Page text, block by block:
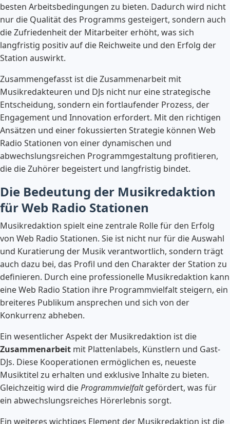
besten Arbeitsbedingungen zu bieten. Dadurch wird nicht
nur die Qualität des Programms gesteigert, sondern auch
die Zufriedenheit der Mitarbeiter erhöht, was sich
langfristig positiv auf die Reichweite und den Erfolg der
Station auswirkt.
Zusammengefasst ist die Zusammenarbeit mit
Musikredakteuren und DJs nicht nur eine strategische
Entscheidung, sondern ein fortlaufender Prozess, der
Engagement und Innovation erfordert. Mit den richtigen
Ansätzen und einer fokussierten Strategie können Web
Radio Stationen von einer dynamischen und
abwechslungsreichen Programmgestaltung profitieren,
die die Zuhörer begeistert und langfristig bindet.
Die Bedeutung der Musikredaktion
für Web Radio Stationen
Musikredaktion spielt eine zentrale Rolle für den Erfolg
von Web Radio Stationen. Sie ist nicht nur für die Auswahl
und Kuratierung der Musik verantwortlich, sondern trägt
auch dazu bei, das Profil und den Charakter der Station zu
definieren. Durch eine professionelle Musikredaktion kann
eine Web Radio Station ihre Programmvielfalt steigern, ein
breiteres Publikum ansprechen und sich von der
Konkurrenz abheben.
Ein wesentlicher Aspekt der Musikredaktion ist die
Zusammenarbeit mit Plattenlabels, Künstlern und Gast-
DJs. Diese Kooperationen ermöglichen es, neueste
Musiktitel zu erhalten und exklusive Inhalte zu bieten.
Gleichzeitig wird dieProgrammvielfaltgefördert, was für
ein abwechslungsreiches Hörerlebnis sorgt.
Ein weiteres wichtiges Element der Musikredaktion ist die